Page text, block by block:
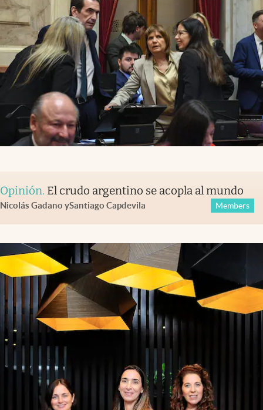
Opinión. El crudo argentino se acopla al mundo
Nicolás Gadano ySantiago Capdevila Members